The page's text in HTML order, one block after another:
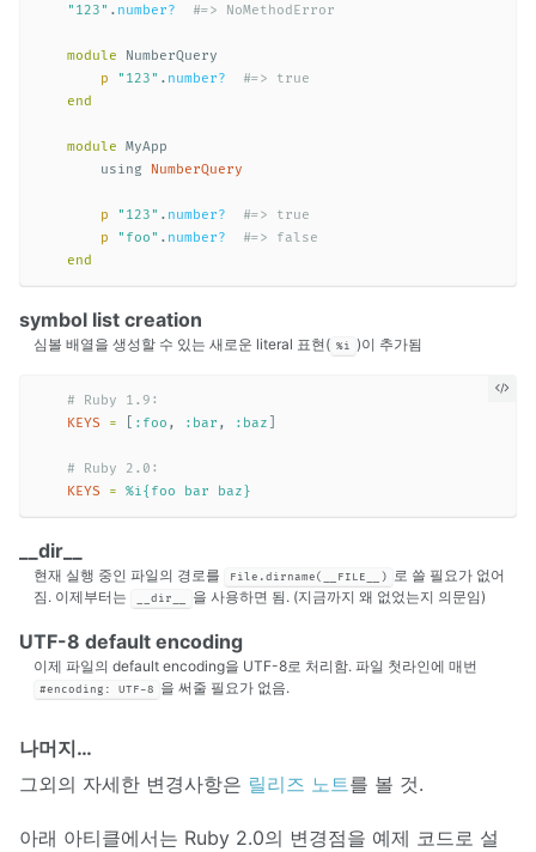
"123" . number? #=> NoMethodError
module
NumberQuery
p
"123" . number?
#=> true
end
module
MyApp
using
NumberQuery
p "123" . number?
#=> true
p
"foo" . number?
#=> false
end
symbol list creation
심볼 배열을 생성할 수 있는 새로운 literal 표현( %i )이 추가됨
# Ruby 1.9:
KEYS
= :foo , :bar , :baz
# Ruby 2.0:
KEYS
= %i{foo bar baz}
__dir__
현재 실행 중인 파일의 경로를 File.dirname(__FILE__)
로 쓸 필요가 없어
짐. 이제부터는
__dir__ 을 사용하면 됨. (지금까지 왜 없었는지 의문임)
UTF-8 default encoding
이제 파일의 default encoding을 UTF-8로 처리함. 파일 첫라인에 매번
#encoding: UTF-8 을 써줄 필요가 없음.
나머지…
그외의 자세한 변경사항은 릴리즈 노트 를 볼 것.
아래 아티클에서는 Ruby 2.0의 변경점을 예제 코드로 설